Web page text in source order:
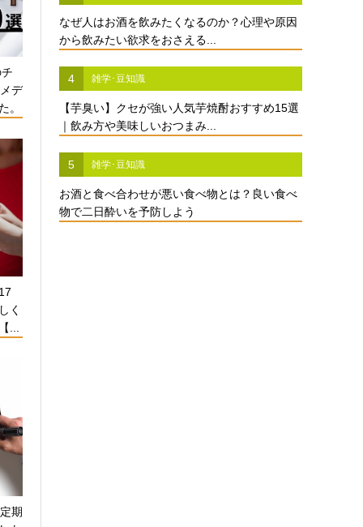
デ
。
く
...
期
なぜ人はお酒を飲みたくなるのか？心理や原因
から飲みたい欲求をおさえる...
4 雑学･豆知識
【芋臭い】クセが強い人気芋焼酎おすすめ15選
｜飲み方や美味しいおつまみ...
5 雑学･豆知識
お酒と食べ合わせが悪い食べ物とは？良い食べ
物で二日酔いを予防しよう